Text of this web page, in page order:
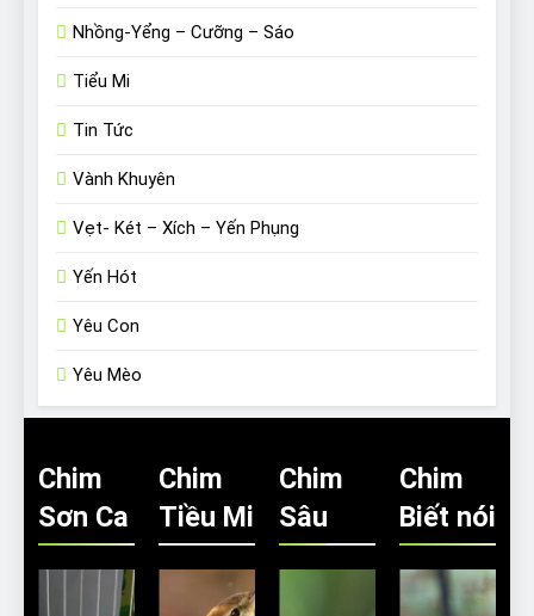
Nhồng-Yểng – Cưỡng – Sáo
Tiểu Mi
Tin Tức
Vành Khuyên
Vẹt- Két – Xích – Yến Phụng
Yến Hót
Yêu Con
Yêu Mèo
Chim
Sơn Ca
Chim
Tiều Mi
Chim
Sâu
Chim
Biết nói